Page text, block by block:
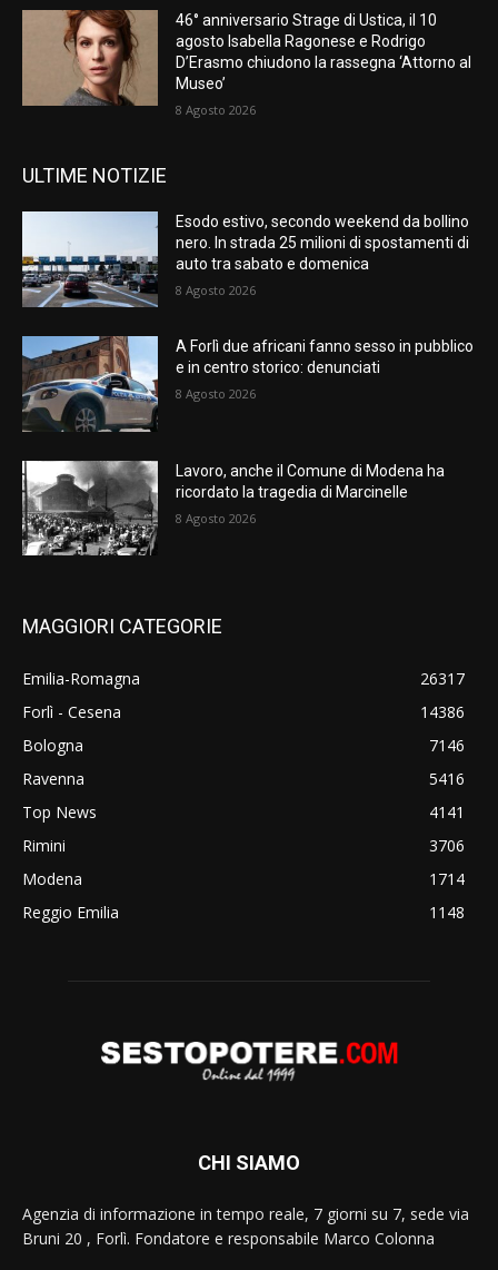
46° anniversario Strage di Ustica, il 10
agosto Isabella Ragonese e Rodrigo
D’Erasmo chiudono la rassegna ‘Attorno al
Museo’
8 Agosto 2026
ULTIME NOTIZIE
Esodo estivo, secondo weekend da bollino
nero. In strada 25 milioni di spostamenti di
auto tra sabato e domenica
8 Agosto 2026
A Forlì due africani fanno sesso in pubblico
e in centro storico: denunciati
8 Agosto 2026
Lavoro, anche il Comune di Modena ha
ricordato la tragedia di Marcinelle
8 Agosto 2026
MAGGIORI CATEGORIE
Emilia-Romagna
26317
Forlì - Cesena
14386
Bologna
7146
Ravenna
5416
Top News
4141
Rimini
3706
Modena
1714
Reggio Emilia
1148
CHI SIAMO
Agenzia di informazione in tempo reale, 7 giorni su 7, sede via
Bruni 20 , Forlì. Fondatore e responsabile Marco Colonna